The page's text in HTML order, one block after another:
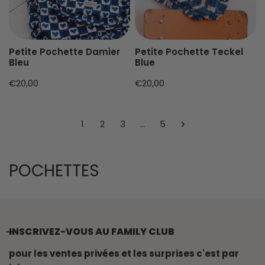
Petite Pochette Damier
Bleu
Prix
€20,00
Petite Pochette Teckel
Blue
Prix
€20,00
1 2 3 … 5
L
E
C
POCHETTES
INSCRIVEZ-VOUS AU FAMILY CLUB
pour les ventes privées et les surprises c'est par